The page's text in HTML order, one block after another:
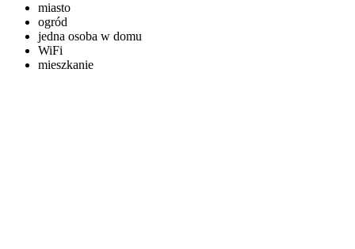
miasto
ogród
jedna osoba w domu
WiFi
mieszkanie